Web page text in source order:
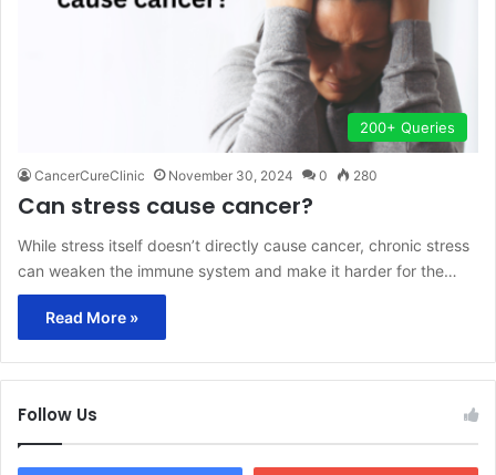
200+ Queries
CancerCureClinic November 30, 2024 0 280
Can stress cause cancer?
While stress itself doesn’t directly cause cancer, chronic stress
can weaken the immune system and make it harder for the…
Read More »
Follow Us